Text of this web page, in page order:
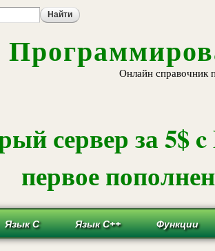
Онлайн справочник
сервер за 5$
первое
Язык С Язык С++ Функции